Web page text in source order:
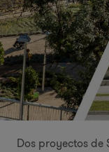
Dos proyectos de